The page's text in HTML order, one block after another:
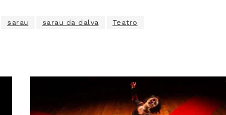
sarau sarau da dalva Teatro